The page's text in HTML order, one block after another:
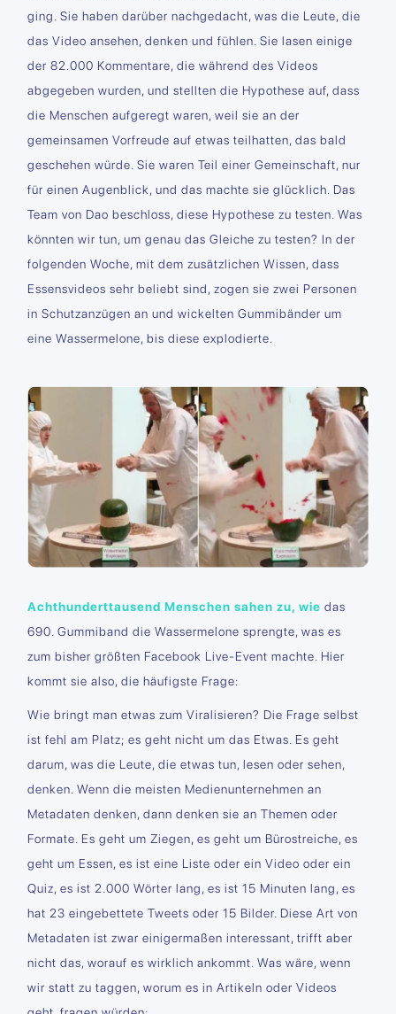
ging. Sie haben darüber nachgedacht, was die Leute, die
das Video ansehen, denken und fühlen. Sie lasen einige
der 82.000 Kommentare, die während des Videos
abgegeben wurden, und stellten die Hypothese auf, dass
die Menschen aufgeregt waren, weil sie an der
gemeinsamen Vorfreude auf etwas teilhatten, das bald
geschehen würde. Sie waren Teil einer Gemeinschaft, nur
für einen Augenblick, und das machte sie glücklich. Das
Team von Dao beschloss, diese Hypothese zu testen. Was
könnten wir tun, um genau das Gleiche zu testen? In der
folgenden Woche, mit dem zusätzlichen Wissen, dass
Essensvideos sehr beliebt sind, zogen sie zwei Personen
in Schutzanzügen an und wickelten Gummibänder um
eine Wassermelone, bis diese explodierte.
Achthunderttausend Menschen sahen zu, wiedas
690. Gummiband die Wassermelone sprengte, was es
zum bisher größten Facebook Live-Event machte. Hier
kommt sie also, die häufigste Frage:
Wie bringt man etwas zum Viralisieren? Die Frage selbst
ist fehl am Platz; es geht nicht um das Etwas. Es geht
darum, was die Leute, die etwas tun, lesen oder sehen,
denken. Wenn die meisten Medienunternehmen an
Metadaten denken, dann denken sie an Themen oder
Formate. Es geht um Ziegen, es geht um Bürostreiche, es
geht um Essen, es ist eine Liste oder ein Video oder ein
Quiz, es ist 2.000 Wörter lang, es ist 15 Minuten lang, es
hat 23 eingebettete Tweets oder 15 Bilder. Diese Art von
Metadaten ist zwar einigermaßen interessant, trifft aber
nicht das, worauf es wirklich ankommt. Was wäre, wenn
wir statt zu taggen, worum es in Artikeln oder Videos